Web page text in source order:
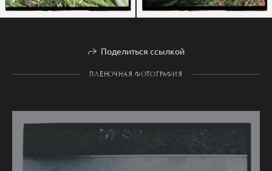
Поделиться ссылкой
ПЛЁНОЧНАЯ ФОТОГРАФИЯ